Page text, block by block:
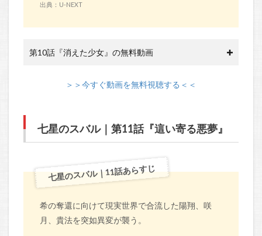
出典：U-NEXT
第10話『消えた少女』の無料動画
＞＞今すぐ動画を無料視聴する＜＜
七星のスバル｜第11話『這い寄る悪夢』
七星のスバル｜11話あらすじ
希の奪還に向けて現実世界で合流した陽翔、咲
月、貴法を突如異変が襲う。